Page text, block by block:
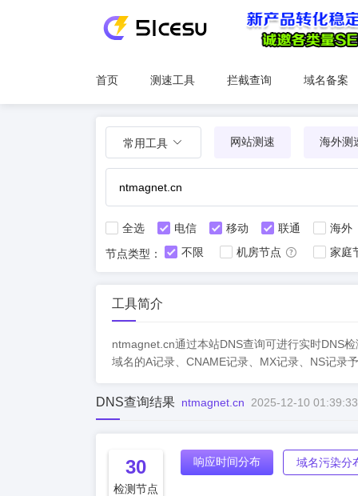
首页 测速工具 拦截查询 域名备案
常用工具 网站测速 海外测
全选 电信 移动 联通
海外
节点类型：
不限 机房节点 家庭
工具简介
ntmagnet.cn通过本站DNS查询可进行实时DNS
域名的A记录、CNAME记录、MX记录、NS记录
DNS查询结果 ntmagnet.cn 2025-12-10 01:39:33
30
检测节点
响应时间分布 域名污染分